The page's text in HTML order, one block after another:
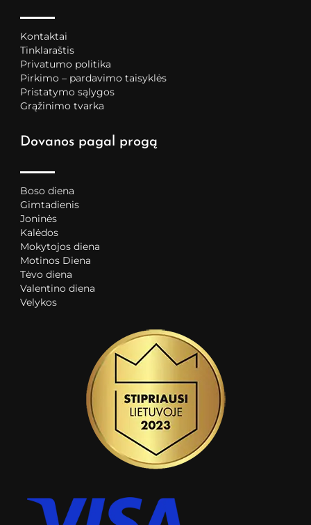
Kontaktai
Tinklaraštis
Privatumo politika
Pirkimo – pardavimo taisyklės
Pristatymo sąlygos
Grąžinimo tvarka
Dovanos pagal progą
Boso diena
Gimtadienis
Joninės
Kalėdos
Mokytojos diena
Motinos Diena
Tėvo diena
Valentino diena
Velykos